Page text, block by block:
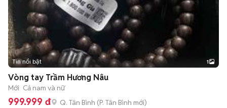
Tin nổi bật 1
Vòng tay Trầm Hương Nâu
Mới Cả nam và nữ
999.999 đ Q. Tân Bình (P. Tân Bình mới)